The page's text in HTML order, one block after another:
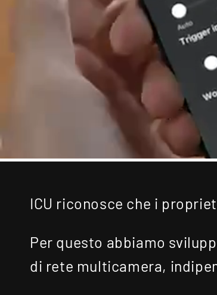
ICU riconosce che i
Per questo abbiamo
di rete multicamera,